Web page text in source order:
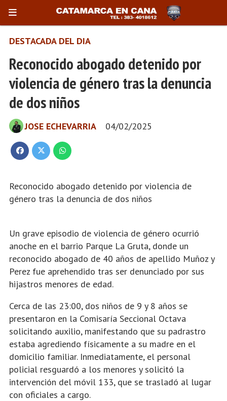
Reconocido abogado detenido por
violencia de género tras la denuncia
de dos niños
DESTACADA DEL DIA
04/02/2025
JOSE ECHEVARRIA
Reconocido abogado detenido por violencia de
género tras la denuncia de dos niños
Un grave episodio de violencia de género ocurrió
anoche en el barrio Parque La Gruta, donde un
reconocido abogado de 40 años de apellido Muñoz y
Perez fue aprehendido tras ser denunciado por sus
hijastros menores de edad.
Cerca de las 23:00, dos niños de 9 y 8 años se
presentaron en la Comisaría Seccional Octava
solicitando auxilio, manifestando que su padrastro
estaba agrediendo físicamente a su madre en el
domicilio familiar. Inmediatamente, el personal
policial resguardó a los menores y solicitó la
intervención del móvil 133, que se trasladó al lugar
con oficiales a cargo.